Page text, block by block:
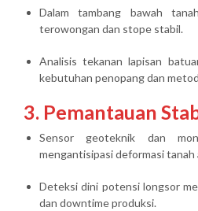
Dalam tambang bawah
terowongan dan stope stabil.
Analisis tekanan lapisan
kebutuhan penopang dan
3. Pemantauan
Sensor geoteknik dan
mengantisipasi deformasi
Deteksi dini potensi longsor
dan downtime produksi.